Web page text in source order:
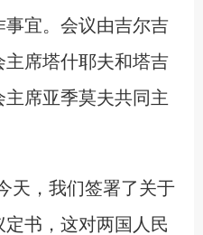
事宜。会议由吉尔吉
席塔什耶夫和塔吉
席亚季莫夫共同主
，我们签署了关于
书，这对两国人民